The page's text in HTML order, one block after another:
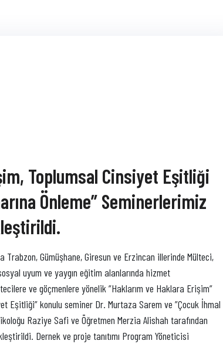
Toplumsal Cinsiyet Eşitliği
Önleme” Seminerlerimiz
Trabzon, Gümüşhane, Giresun ve Erzincan illerinde Mülteci,
uyum ve yaygın eğitim alanlarında hizmet
ve göçmenlere yönelik ”Haklarım ve Haklara Erişim”
Eşitliği” konulu seminer Dr. Murtaza Sarem ve ”Çocuk İhmal
Raziye Safi ve Öğretmen Merzia Alishah tarafından
Dernek ve proje tanıtımı Program Yöneticisi